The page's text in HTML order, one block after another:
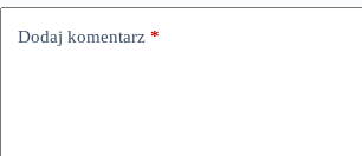
Dodaj komentarz *